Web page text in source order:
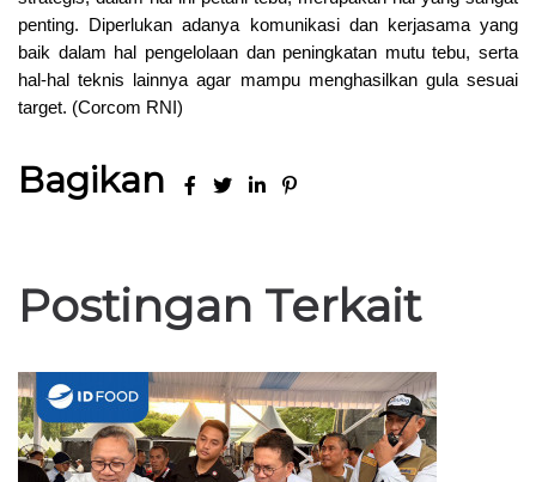
penting. Diperlukan adanya komunikasi dan kerjasama yang
baik dalam hal pengelolaan dan peningkatan mutu tebu, serta
hal-hal teknis lainnya agar mampu menghasilkan gula sesuai
target. (Corcom RNI)
Bagikan
Postingan Terkait